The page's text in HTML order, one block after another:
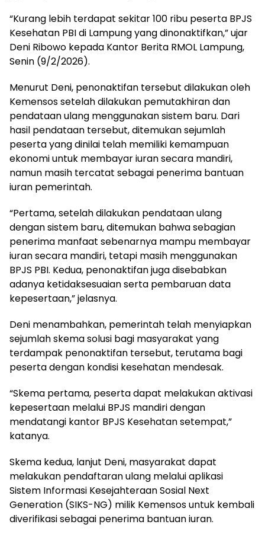
“Kurang lebih terdapat sekitar 100 ribu peserta BPJS
Kesehatan PBI di Lampung yang dinonaktifkan,” ujar
Deni Ribowo kepada Kantor Berita RMOL Lampung,
Senin (9/2/2026).
Menurut Deni, penonaktifan tersebut dilakukan oleh
Kemensos setelah dilakukan pemutakhiran dan
pendataan ulang menggunakan sistem baru. Dari
hasil pendataan tersebut, ditemukan sejumlah
peserta yang dinilai telah memiliki kemampuan
ekonomi untuk membayar iuran secara mandiri,
namun masih tercatat sebagai penerima bantuan
iuran pemerintah.
“Pertama, setelah dilakukan pendataan ulang
dengan sistem baru, ditemukan bahwa sebagian
penerima manfaat sebenarnya mampu membayar
iuran secara mandiri, tetapi masih menggunakan
BPJS PBI. Kedua, penonaktifan juga disebabkan
adanya ketidaksesuaian serta pembaruan data
kepesertaan,” jelasnya.
Deni menambahkan, pemerintah telah menyiapkan
sejumlah skema solusi bagi masyarakat yang
terdampak penonaktifan tersebut, terutama bagi
peserta dengan kondisi kesehatan mendesak.
“Skema pertama, peserta dapat melakukan aktivasi
kepesertaan melalui BPJS mandiri dengan
mendatangi kantor BPJS Kesehatan setempat,”
katanya.
Skema kedua, lanjut Deni, masyarakat dapat
melakukan pendaftaran ulang melalui aplikasi
Sistem Informasi Kesejahteraan Sosial Next
Generation (SIKS-NG) milik Kemensos untuk kembali
diverifikasi sebagai penerima bantuan iuran.